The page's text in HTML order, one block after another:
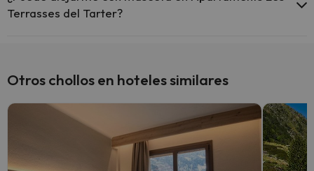
El Apartaments Les Terrasses del Tarter dispone de Wi-Fi.
Terrasses del Tarter?
Otros chollos en hoteles similares